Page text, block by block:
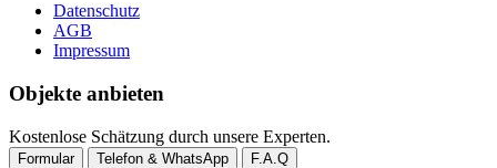
Datenschutz
AGB
Impressum
Objekte anbieten
Kostenlose Schätzung durch unsere Experten.
Formular Telefon & WhatsApp F.A.Q